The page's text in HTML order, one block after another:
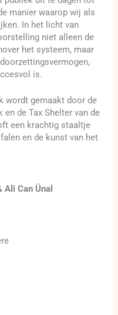
manier waarop wij als
In het licht van
niet alleen de
het systeem, maar
is.
wordt gemaakt door de
de Tax Shelter van de
een krachtig staaltje
en de kunst van het
Ali Can Ünal